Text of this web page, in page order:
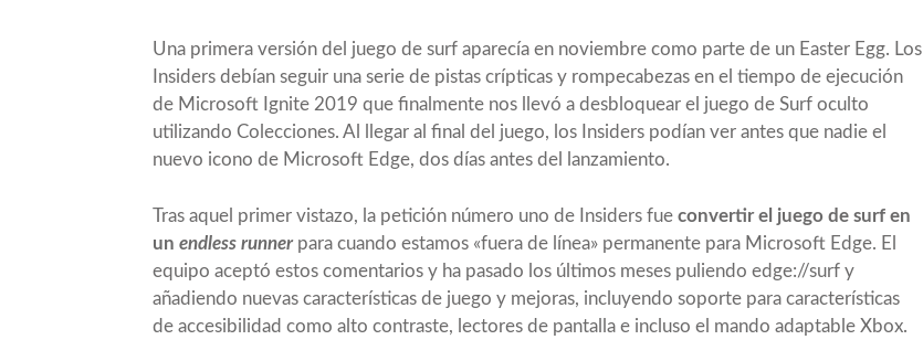
Una primera versión del juego de surf aparecía en noviembre como parte de un Easter Egg. Los
Insiders debían seguir una serie de pistas crípticas y rompecabezas en el tiempo de ejecución
de Microsoft Ignite 2019 que finalmente nos llevó a desbloquear el juego de Surf oculto
utilizando Colecciones. Al llegar al final del juego, los Insiders podían ver antes que nadie el
nuevo icono de Microsoft Edge, dos días antes del lanzamiento.
Tras aquel primer vistazo, la petición número uno de Insiders fue convertir el juego de surf en
un endless runnerpara cuando estamos «fuera de línea» permanente para Microsoft Edge. El
equipo aceptó estos comentarios y ha pasado los últimos meses puliendo edge://surf y
añadiendo nuevas características de juego y mejoras, incluyendo soporte para características
de accesibilidad como alto contraste, lectores de pantalla e incluso el mando adaptable Xbox.